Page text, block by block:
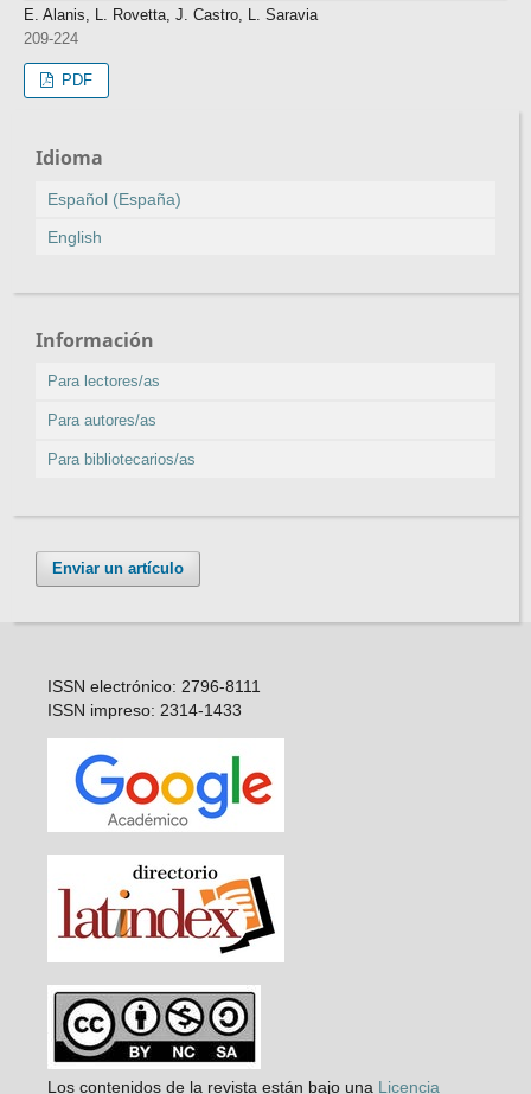
E. Alanis, L. Rovetta, J. Castro, L. Saravia
209-224
PDF
Idioma
Español (España)
English
Información
Para lectores/as
Para autores/as
Para bibliotecarios/as
Enviar un artículo
ISSN electrónico: 2796-8111
ISSN impreso: 2314-1433
Los contenidos de la revista están bajo una Licencia